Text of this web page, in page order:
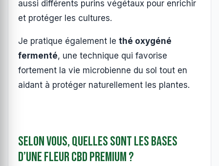
aussi différents purins végétaux pour enrichir
et protéger les cultures.
Je pratique également le thé oxygéné
fermenté, une technique qui favorise
fortement la vie microbienne du sol tout en
aidant à protéger naturellement les plantes.
Selon vous, quelles sont les bases
d’une fleur CBD premium ?